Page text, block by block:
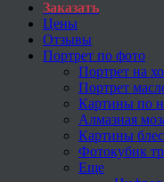
Заказать
Цены
Отзывы
Портрет по фото
Портрет на
Портрет
Картины по
Алмазная
Картины
Фотокубик
Еще